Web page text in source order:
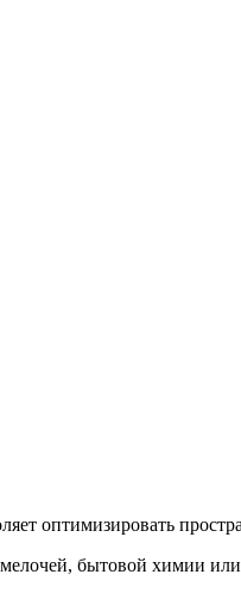
оптимизировать
бытовой химии или